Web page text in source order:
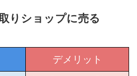
りショップに売る
デメリット